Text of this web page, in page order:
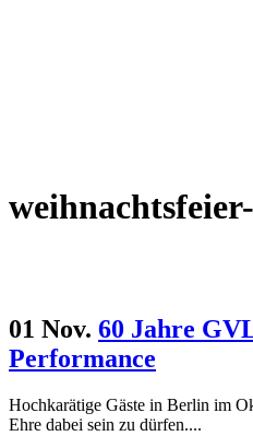
01 Nov. 60 Jahre
Performance
Hochkarätige Gäste in Berlin im
Ehre dabei sein zu dürfen....